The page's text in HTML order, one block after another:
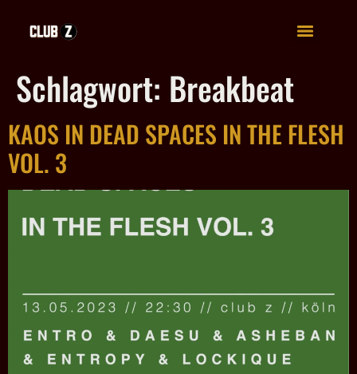
Schlagwort: Breakbeat
KAOS IN DEAD SPACES IN THE FLESH
VOL. 3